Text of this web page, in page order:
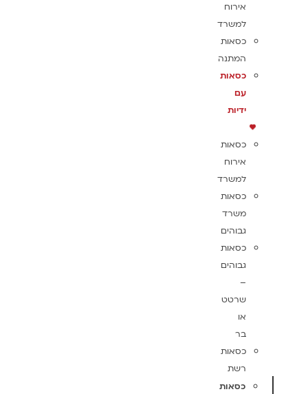
אירוח
למשרד
כסאות
המתנה
כסאות
עם
ידיות
כסאות
אירוח
למשרד
כסאות
משרד
גבוהים
כסאות
גבוהים
–
שרטט
או
בר
כסאות
רשת
כסאות